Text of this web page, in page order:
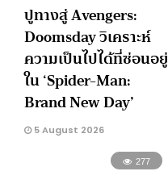
ปูทางสู่ Avengers:
Doomsday วิเคราะห์
ความเป็นไปได้ที่ซ่อนอยู่
ใน ‘Spider-Man:
Brand New Day’
5 August 2026
277